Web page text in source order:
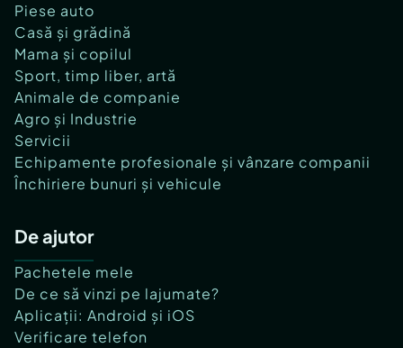
Piese auto
Casă și grădină
Mama și copilul
Sport, timp liber, artă
Animale de companie
Agro și Industrie
Servicii
Echipamente profesionale și vânzare companii
Închiriere bunuri și vehicule
De ajutor
Pachetele mele
De ce să vinzi pe lajumate?
Aplicații: Android și iOS
Verificare telefon